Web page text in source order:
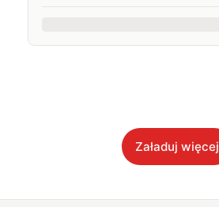
Załaduj więcej